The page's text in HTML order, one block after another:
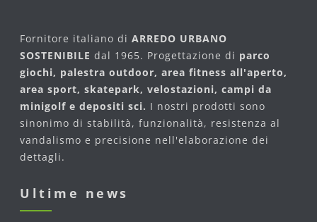
Fornitore italiano di ARREDO URBANO
SOSTENIBILE dal 1965. Progettazione di parco
giochi, palestra outdoor, area fitness all'aperto,
area sport, skatepark, velostazioni, campi da
minigolf e depositi sci. I nostri prodotti sono
sinonimo di stabilità, funzionalità, resistenza al
vandalismo e precisione nell'elaborazione dei
dettagli.
Ultime news